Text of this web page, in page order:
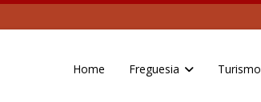
Home Freguesia Turismo